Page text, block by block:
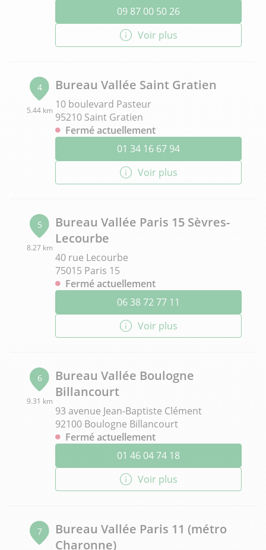
09 87 00 50 26
Voir plus
4
5.44 km
Bureau Vallée Saint Gratien
10 boulevard Pasteur
95210 Saint Gratien
Fermé actuellement
01 34 16 67 94
Voir plus
5
8.27 km
Bureau Vallée Paris 15 Sèvres-
Lecourbe
40 rue Lecourbe
75015 Paris 15
Fermé actuellement
06 38 72 77 11
Voir plus
6
9.31 km
Bureau Vallée Boulogne
Billancourt
93 avenue Jean-Baptiste Clément
92100 Boulogne Billancourt
Fermé actuellement
01 46 04 74 18
Voir plus
7
Bureau Vallée Paris 11 (métro
Charonne)